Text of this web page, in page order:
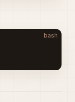
bash